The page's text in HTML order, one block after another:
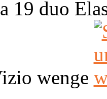
19 duo
wenge